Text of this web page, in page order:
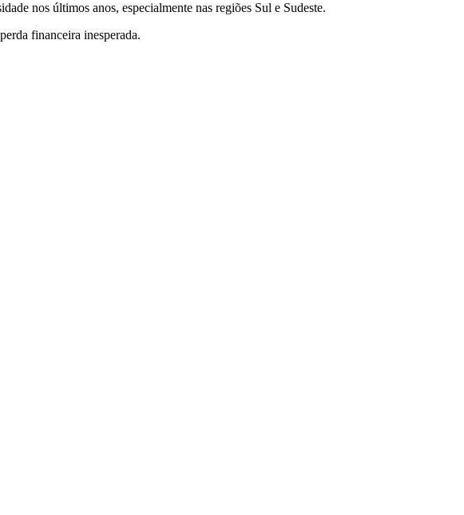
nos últimos anos, especialmente nas regiões Sul e Sudeste.
financeira inesperada.